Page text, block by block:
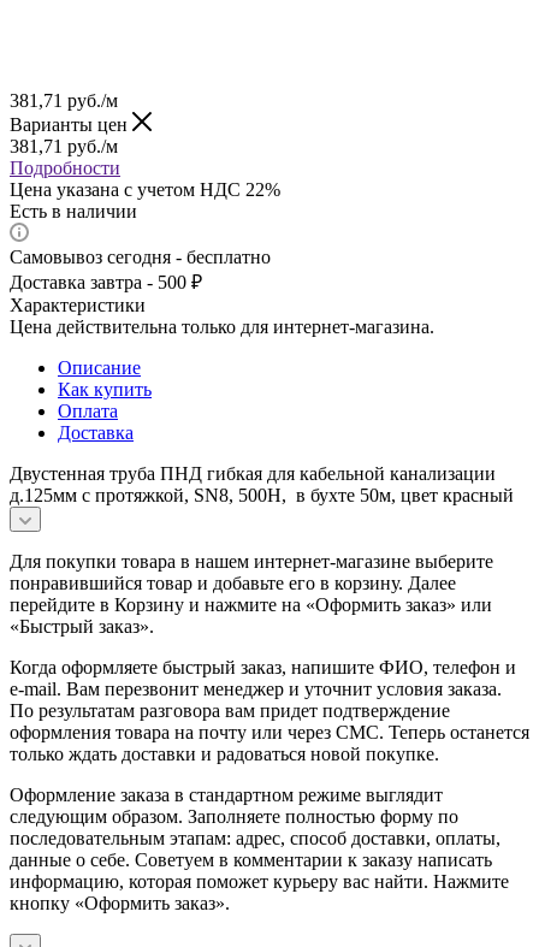
381,71 руб./м
Варианты цен
381,71 руб./м
Подробности
Цена указана с учетом НДС 22%
Есть в наличии
Самовывоз сегодня - бесплатно
Доставка завтра - 500 ₽
Характеристики
Цена действительна только для интернет-магазина.
Описание
Как купить
Оплата
Доставка
Двустенная труба ПНД гибкая для кабельной канализации
д.125мм с протяжкой, SN8, 500Н, в бухте 50м, цвет красный
Для покупки товара в нашем интернет-магазине выберите
понравившийся товар и добавьте его в корзину. Далее
перейдите в Корзину и нажмите на «Оформить заказ» или
«Быстрый заказ».
Когда оформляете быстрый заказ, напишите ФИО, телефон и
e-mail. Вам перезвонит менеджер и уточнит условия заказа.
По результатам разговора вам придет подтверждение
оформления товара на почту или через СМС. Теперь останется
только ждать доставки и радоваться новой покупке.
Оформление заказа в стандартном режиме выглядит
следующим образом. Заполняете полностью форму по
последовательным этапам: адрес, способ доставки, оплаты,
данные о себе. Советуем в комментарии к заказу написать
информацию, которая поможет курьеру вас найти. Нажмите
кнопку «Оформить заказ».